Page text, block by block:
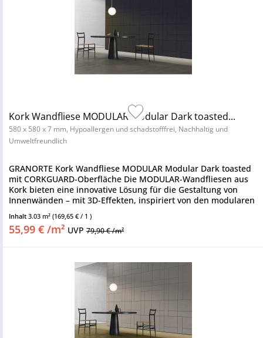
Kork Wandfliese MODULAR Modular Dark toasted...
580 x 580 x 7 mm, Hypoallergen und schadstofffrei, Nachhaltig und
Umweltfreundlich
GRANORTE Kork Wandfliese MODULAR Modular Dark toasted
mit CORKGUARD-Oberfläche Die MODULAR-Wandfliesen aus
Kork bieten eine innovative Lösung für die Gestaltung von
Innenwänden – mit 3D-Effekten, inspiriert von den modularen
Werken des...
Inhalt 3.03 m² (169,65 € / 1 )
55,99 € /m² UVP 79,90 € /m²